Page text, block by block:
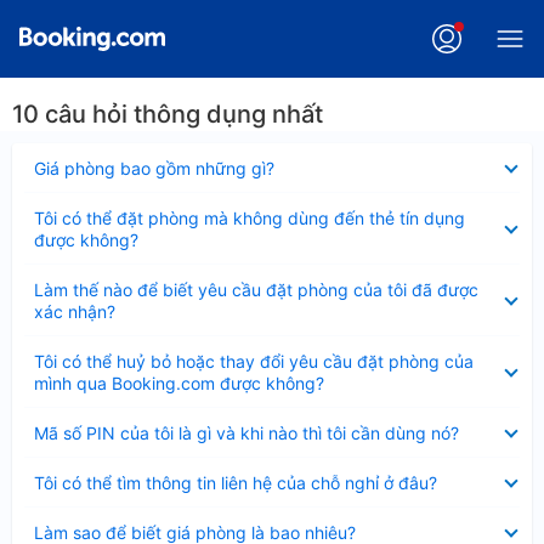
10 câu hỏi thông dụng nhất
Giá phòng bao gồm những gì?
thu
Tôi có thể đặt phòng mà không dùng đến thẻ tín dụng
được không?
thu
gọn
Làm thế nào để biết yêu cầu đặt phòng của tôi đã được
xác nhận?
thu
gọn
Tôi có thể huỷ bỏ hoặc thay đổi yêu cầu đặt phòng của
mình qua Booking.com được không?
thu
gọn
Mã số PIN của tôi là gì và khi nào thì tôi cần dùng nó?
thu
Tôi có thể tìm thông tin liên hệ của chỗ nghỉ ở đâu?
thu
Làm sao để biết giá phòng là bao nhiêu?
thu